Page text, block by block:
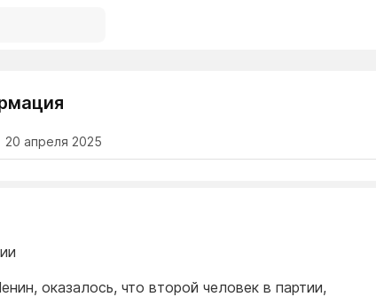
20 апреля 2025
оказалось, что второй человек в партии,